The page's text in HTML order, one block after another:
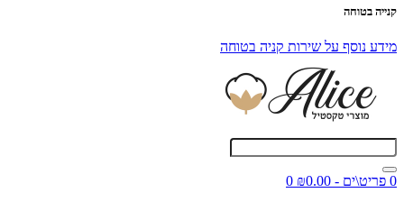
קנייה בטוחה
מידע נוסף על שירות קניה בטוחה
0 פריט\ים - ₪0.00
0